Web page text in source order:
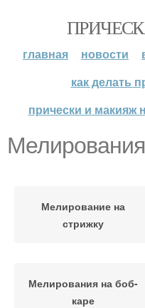
главная новости
как делать
прически и макияж
Мелирование на
стрижку
Мелирования на боб-
каре